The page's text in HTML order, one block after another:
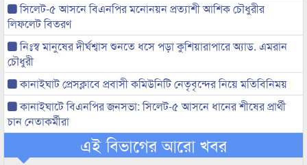
সিলেট-৫ আসনে বিএনপির মনোনয়ন প্রত্যাশী আশিক চৌধুরীর
লিফলেট বিতরণ
নিঃস্ব মানুষের দীর্ঘশ্বাস শুনতে ধসে পড়া কুশিয়ারাপারে অ্যাড. এমরান
চৌধুরী
কানাইঘাট প্রেসক্লাবে প্রবাসী কমিউনিটি নেতৃবৃন্দের নিয়ে মতিবিনিময়
কানাইঘাটে বিএনপির জনসভা: সিলেট-৫ আসনে ধানের শীষের প্রার্থী
চান নেতাকর্মীরা
এই বিভাগের আরো খবর